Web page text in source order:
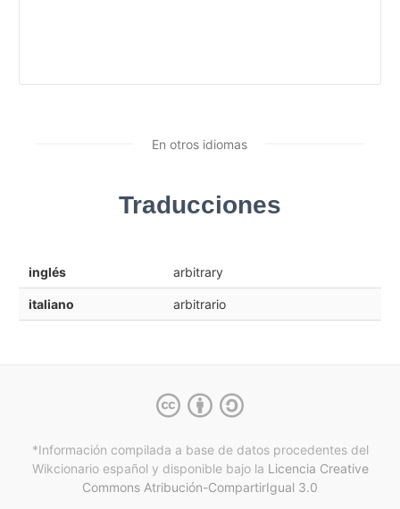
En otros idiomas
Traducciones
inglés arbitrary
italiano arbitrario
*Información compilada a base de datos procedentes del
Wikcionario español y disponible bajo la Licencia Creative
Commons Atribución-CompartirIgual 3.0